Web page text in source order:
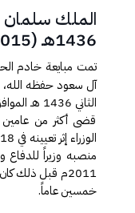
الملك سلمان
1436هـ (2015)​
تمت مبايعة خادم
قضى أكثر من
2011م قبل ذلك
خمسين عاماً.